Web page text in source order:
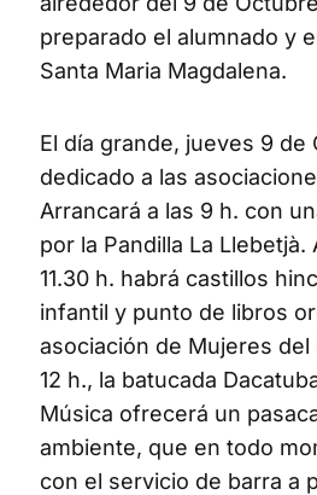
preparado el alumnado y
Santa Maria Magdalena.
El día grande, jueves 9 de
dedicado a las
Arrancará a las 9 h. con
por la Pandilla La Llebetjà.
11.30 h. habrá castillos
infantil y punto de libros
asociación de Mujeres del
12 h., la batucada
Música ofrecerá un
ambiente, que en todo
con el servicio de barra a